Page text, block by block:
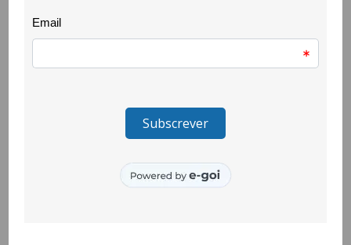
um lanche-convívio.
meses que tem como objetivo promover a inclusão social de
crianças e jovens do Tortosendo através de metodologias
Escolas Frei Heitor Pinto e gerido pela CooLabora e conta com
a parceria da ACES – Unidade de Saúde do Tortosendo, da